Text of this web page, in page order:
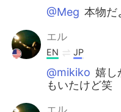
@Meg 本物だ
エル
EN JP
@mikiko 嬉し
もいたけど笑